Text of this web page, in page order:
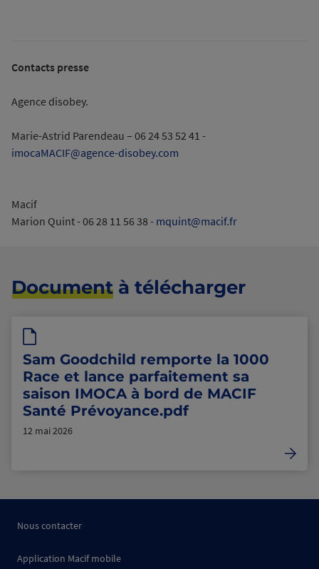
Document à télécharger
Sam Goodchild remporte la 1000
Race et lance parfaitement sa
saison IMOCA à bord de MACIF
Santé Prévoyance.pdf
12 mai 2026
Contacts presse
Agence disobey.
Marie-Astrid Parendeau – 06 24 53 52 41 -
imocaMACIF@agence-disobey.com
Macif
Marion Quint - 06 28 11 56 38 - mquint@macif.fr
Nous contacter
Application Macif mobile